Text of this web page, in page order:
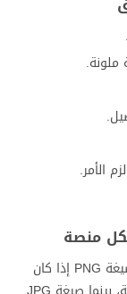
الأمر.
منصة
يوفر التطبيق خيارات حفظ متعددة؛ يفضل اختيار صيغة PNG إذا كان